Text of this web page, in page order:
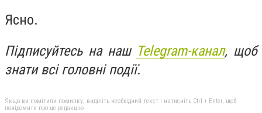
Ясно.
Підписуйтесь на наш Telegram-канал, щоб
знати всі головні події.
Якщо ви помітили помилку, виділіть необхідний текст і натисніть Ctrl + Enter, щоб
повідомити про це редакцію